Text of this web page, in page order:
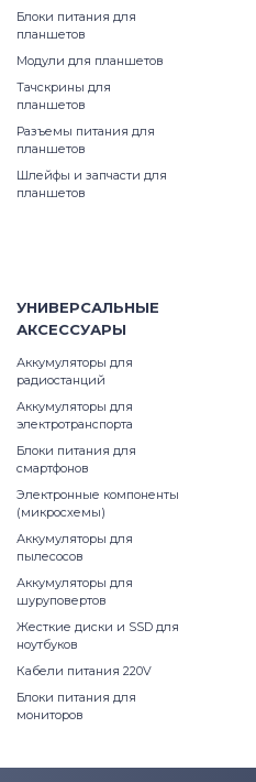
Блоки питания для
планшетов
Модули для планшетов
Тачскрины для
планшетов
Разъемы питания для
планшетов
Шлейфы и запчасти для
планшетов
УНИВЕРСАЛЬНЫЕ
АКСЕССУАРЫ
Аккумуляторы для
радиостанций
Аккумуляторы для
электротранспорта
Блоки питания для
смартфонов
Электронные компоненты
(микросхемы)
Аккумуляторы для
пылесосов
Аккумуляторы для
шуруповертов
Жесткие диски и SSD для
ноутбуков
Кабели питания 220V
Блоки питания для
мониторов